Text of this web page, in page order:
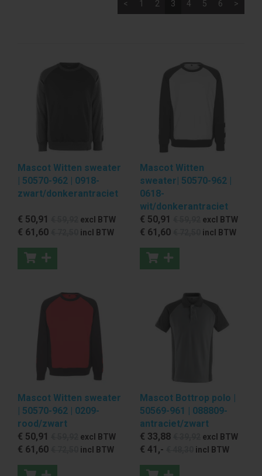
< 1 2 3 4 5 6 >
Mascot Witten sweater
| 50570-962 | 0918-
zwart/donkerantraciet
€ 50,91 excl BTW
€ 61 ,60 incl BTW
Mascot Witten
sweater| 50570-962 |
0618-
wit/donkerantraciet
€ 50,91 excl BTW
€ 61 ,60 incl BTW
Mascot Witten sweater
| 50570-962 | 0209-
rood/zwart
€ 50,91 excl BTW
€ 61 ,60 incl BTW
Mascot Bottrop polo |
50569-961 | 088809-
antraciet/zwart
€ 33,88 excl BTW
€ 41 ,- incl BTW